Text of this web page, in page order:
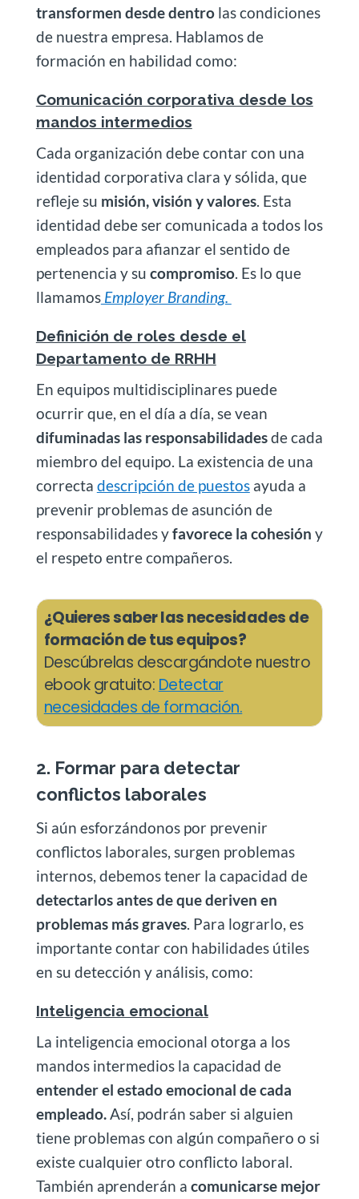
transformen desde dentrolas condiciones
de nuestra empresa. Hablamos de
formación en habilidad como:
Comunicación corporativa desde los
mandos intermedios
Cada organización debe contar con una
identidad corporativa clara y sólida, que
refleje su misión, visión y valores. Esta
identidad debe ser comunicada a todos los
empleados para afianzar el sentido de
pertenencia y su compromiso. Es lo que
llamamosEmployer Branding.
Definición de roles desde el
Departamento de RRHH
En equipos multidisciplinares puede
ocurrir que, en el día a día, se vean
difuminadas las responsabilidadesde cada
miembro del equipo. La existencia de una
correcta descripción de puestosayuda a
prevenir problemas de asunción de
responsabilidades yfavorece la cohesión y
el respeto entre compañeros.
¿Quieres saber las necesidades de
formación de tus equipos?
Descúbrelas descargándote nuestro
ebook gratuito:Detectar
necesidades de formación.
2. Formar para detectar
conflictos laborales
Si aún esforzándonos por prevenir
conflictos laborales, surgen problemas
internos, debemos tener la capacidad de
detectarlos antes de que deriven en
problemas más graves. Para lograrlo, es
importante contar con habilidades útiles
en su detección y análisis, como:
Inteligencia emocional
La inteligencia emocional otorga a los
mandos intermedios la capacidad de
entender el estado emocional de cada
empleado.Así, podrán saber si alguien
tiene problemas con algún compañero o si
existe cualquier otro conflicto laboral.
También aprenderán a comunicarse mejor